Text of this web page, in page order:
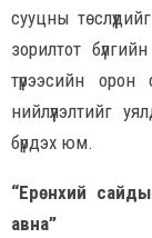
сууцны
зорилтот
түрээсийн
нийлүүлэлтийг
бүрдэх юм.
“Ерөнхий
авна”